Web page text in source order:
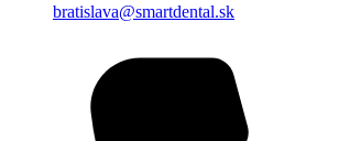
bratislava@smartdental.sk